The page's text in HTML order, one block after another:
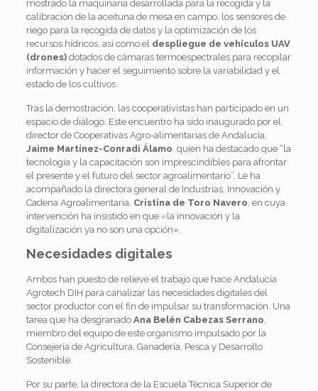
mostrado la maquinaria desarrollada para la recogida y la
calibración de la aceituna de mesa en campo, los sensores de
riego para la recogida de datos y la optimización de los
recursos hídricos, así como el despliegue de vehículos UAV
(drones)dotados de cámaras termoespectrales para recopilar
información y hacer el seguimiento sobre la variabilidad y el
estado de los cultivos.
Tras la demostración, las cooperativistas han participado en un
espacio de diálogo. Este encuentro ha sido inaugurado por el
director de Cooperativas Agro-alimentarias de Andalucía,
Jaime Martínez-Conradi Álamo , quien ha destacado que “la
tecnología y la capacitación son imprescindibles para afrontar
el presente y el futuro del sector agroalimentario”. Le ha
acompañado la directora general de Industrias, Innovación y
Cadena Agroalimentaria, Cristina de Toro Navero , en cuya
intervención ha insistido en que «la innovación y la
digitalización ya no son una opción».
Necesidades digitales
Ambos han puesto de relieve el trabajo que hace Andalucía
Agrotech DIH para canalizar las necesidades digitales del
sector productor con el fin de impulsar su transformación. Una
tarea que ha desgranadoAna Belén Cabezas Serrano
miembro del equipo de este organismo impulsado por la
Consejería de Agricultura, Ganadería, Pesca y Desarrollo
Sostenible.
Por su parte, la directora de la Escuela Técnica Superior de